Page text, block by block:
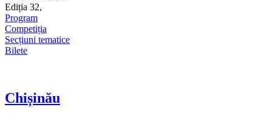
Ediția 32,
Program
Competiția
Secțiuni tematice
Bilete
Chișinău